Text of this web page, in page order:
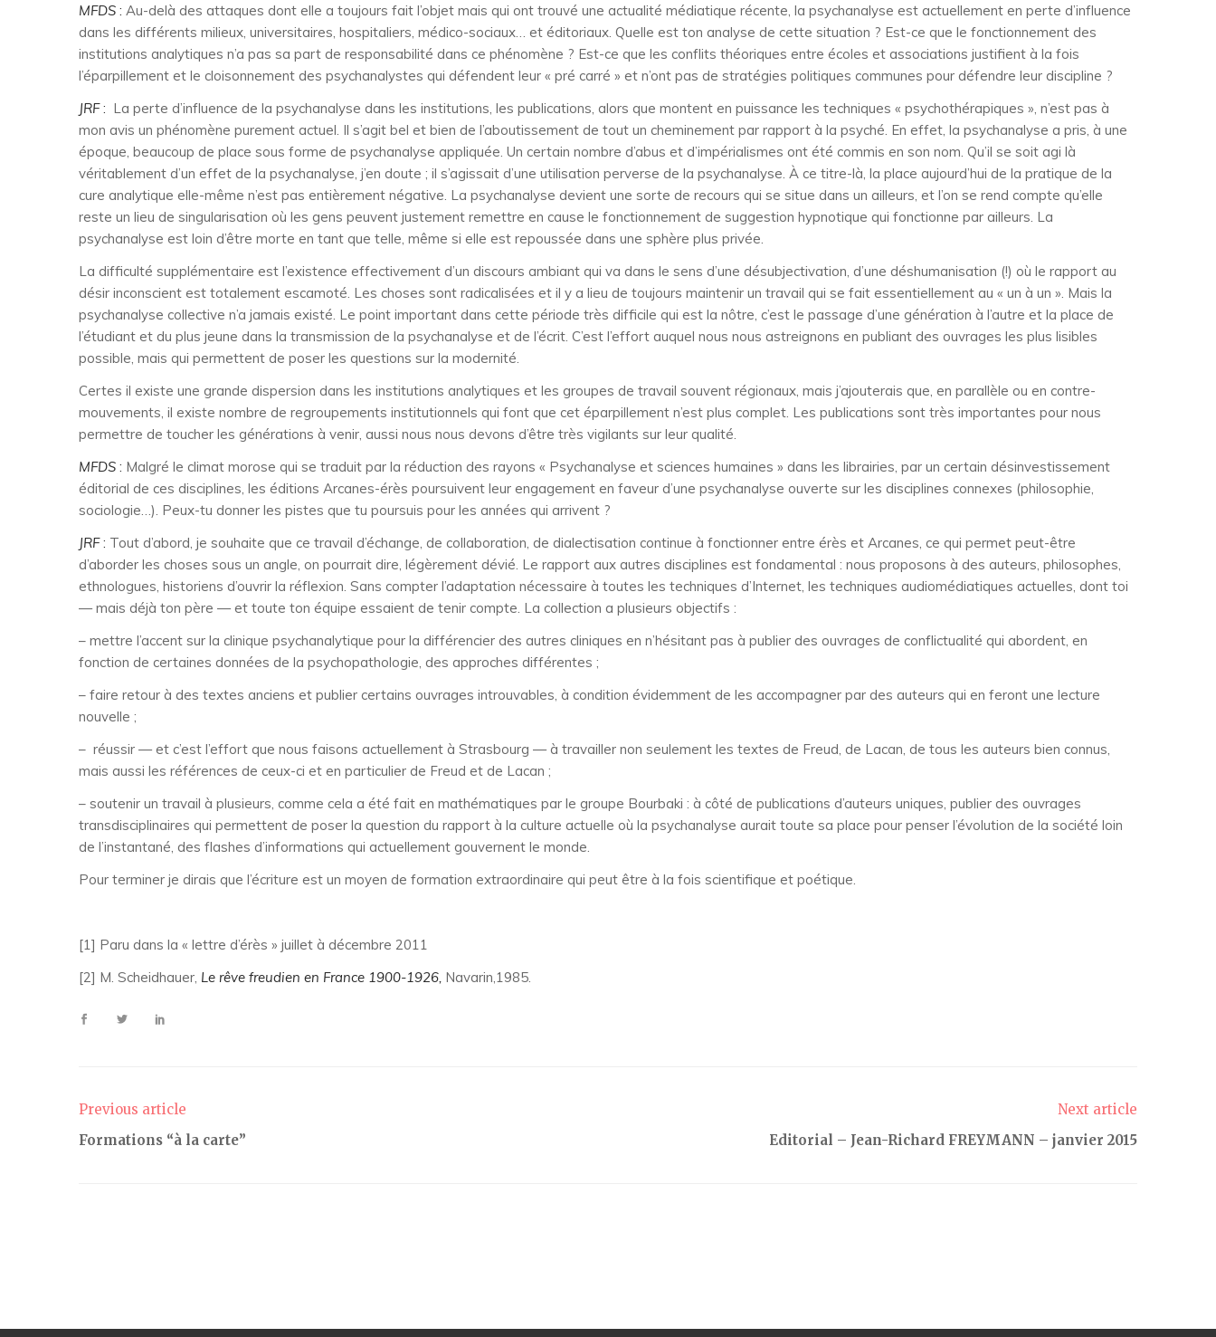
MFDS : Au-delà des attaques dont elle a toujours fait l’objet mais qui ont trouvé une actualité médiatique récente, la psychanalyse est actuellement en perte d’influence
dans les différents milieux, universitaires, hospitaliers, médico-sociaux… et éditoriaux. Quelle est ton analyse de cette situation ? Est-ce que le fonctionnement des
institutions analytiques n’a pas sa part de responsabilité dans ce phénomène ? Est-ce que les conflits théoriques entre écoles et associations justifient à la fois
l’éparpillement et le cloisonnement des psychanalystes qui défendent leur « pré carré » et n’ont pas de stratégies politiques communes pour défendre leur discipline ?
JRF: La perte d’influence de la psychanalyse dans les institutions, les publications, alors que montent en puissance les techniques « psychothérapiques », n’est pas à
mon avis un phénomène purement actuel. Il s’agit bel et bien de l’aboutissement de tout un cheminement par rapport à la psyché. En effet, la psychanalyse a pris, à une
époque, beaucoup de place sous forme de psychanalyse appliquée. Un certain nombre d’abus et d’impérialismes ont été commis en son nom. Qu’il se soit agi là
véritablement d’un effet de la psychanalyse, j’en doute ; il s’agissait d’une utilisation perverse de la psychanalyse. À ce titre-là, la place aujourd’hui de la pratique de la
cure analytique elle-même n’est pas entièrement négative. La psychanalyse devient une sorte de recours qui se situe dans un ailleurs, et l’on se rend compte qu’elle
reste un lieu de singularisation où les gens peuvent justement remettre en cause le fonctionnement de suggestion hypnotique qui fonctionne par ailleurs. La
psychanalyse est loin d’être morte en tant que telle, même si elle est repoussée dans une sphère plus privée.
La difficulté supplémentaire est l’existence effectivement d’un discours ambiant qui va dans le sens d’une désubjectivation, d’une déshumanisation (!) où le rapport au
désir inconscient est totalement escamoté. Les choses sont radicalisées et il y a lieu de toujours maintenir un travail qui se fait essentiellement au « un à un ». Mais la
psychanalyse collective n’a jamais existé. Le point important dans cette période très difficile qui est la nôtre, c’est le passage d’une génération à l’autre et la place de
l’étudiant et du plus jeune dans la transmission de la psychanalyse et de l’écrit. C’est l’effort auquel nous nous astreignons en publiant des ouvrages les plus lisibles
possible, mais qui permettent de poser les questions sur la modernité.
Certes il existe une grande dispersion dans les institutions analytiques et les groupes de travail souvent régionaux, mais j’ajouterais que, en parallèle ou en contre-
mouvements, il existe nombre de regroupements institutionnels qui font que cet éparpillement n’est plus complet. Les publications sont très importantes pour nous
permettre de toucher les générations à venir, aussi nous nous devons d’être très vigilants sur leur qualité.
MFDS : Malgré le climat morose qui se traduit par la réduction des rayons « Psychanalyse et sciences humaines » dans les librairies, par un certain désinvestissement
éditorial de ces disciplines, les éditions Arcanes-érès poursuivent leur engagement en faveur d’une psychanalyse ouverte sur les disciplines connexes (philosophie,
sociologie…). Peux-tu donner les pistes que tu poursuis pour les années qui arrivent ?
JRF: Tout d’abord, je souhaite que ce travail d’échange, de collaboration, de dialectisation continue à fonctionner entre érès et Arcanes, ce qui permet peut-être
d’aborder les choses sous un angle, on pourrait dire, légèrement dévié. Le rapport aux autres disciplines est fondamental : nous proposons à des auteurs, philosophes,
ethnologues, historiens d’ouvrir la réflexion. Sans compter l’adaptation nécessaire à toutes les techniques d’Internet, les techniques audiomédiatiques actuelles, dont toi
— mais déjà ton père — et toute ton équipe essaient de tenir compte. La collection a plusieurs objectifs :
– mettre l’accent sur la clinique psychanalytique pour la différencier des autres cliniques en n’hésitant pas à publier des ouvrages de conflictualité qui abordent, en
fonction de certaines données de la psychopathologie, des approches différentes ;
– faire retour à des textes anciens et publier certains ouvrages introuvables, à condition évidemment de les accompagner par des auteurs qui en feront une lecture
nouvelle ;
– réussir — et c’est l’effort que nous faisons actuellement à Strasbourg — à travailler non seulement les textes de Freud, de Lacan, de tous les auteurs bien connus,
mais aussi les références de ceux-ci et en particulier de Freud et de Lacan ;
– soutenir un travail à plusieurs, comme cela a été fait en mathématiques par le groupe Bourbaki : à côté de publications d’auteurs uniques, publier des ouvrages
transdisciplinaires qui permettent de poser la question du rapport à la culture actuelle où la psychanalyse aurait toute sa place pour penser l’évolution de la société loin
de l’instantané, des flashes d’informations qui actuellement gouvernent le monde.
Pour terminer je dirais que l’écriture est un moyen de formation extraordinaire qui peut être à la fois scientifique et poétique.
[1] Paru dans la « lettre d’érès » juillet à décembre 2011
[2] M. Scheidhauer, Le rêve freudien en France 1900-1926, Navarin,1985.
Previous article
Formations “à la carte”
Next article
Editorial – Jean-Richard FREYMANN – janvier 2015